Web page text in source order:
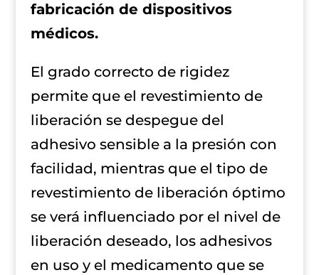
fabricación de dispositivos
médicos.
El grado correcto de rigidez
permite que el revestimiento de
liberación se despegue del
adhesivo sensible a la presión con
facilidad, mientras que el tipo de
revestimiento de liberación óptimo
se verá influenciado por el nivel de
liberación deseado, los adhesivos
en uso y el medicamento que se